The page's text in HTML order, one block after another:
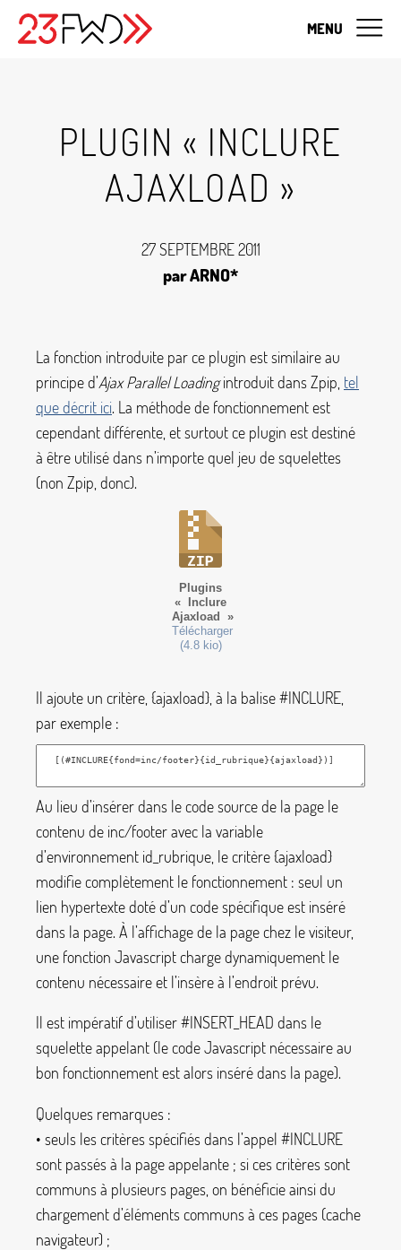
MENU
PLUGIN « INCLURE
AJAXLOAD »
27 SEPTEMBRE 2011
par ARNO*
La fonction introduite par ce plugin est similaire au
principe d’Ajax Parallel Loadingintroduit dans Zpip, tel
que décrit ici. La méthode de fonctionnement est
cependant différente, et surtout ce plugin est destiné
à être utilisé dans n’importe quel jeu de squelettes
(non Zpip, donc).
Plugins
«
Inclure
Ajaxload
»
Télécharger
(4.8 kio)
Il ajoute un critère, {ajaxload} , à la balise#INCLURE
par exemple :
Au lieu d’insérer dans le code source de la page le
contenu de inc/footeravec la variable
d’environnement id_rubrique , le critère{ajaxload}
modifie complètement le fonctionnement : seul un
lien hypertexte doté d’un code spécifique est inséré
dans la page. À l’affichage de la page chez le visiteur,
une fonction Javascript charge dynamiquement le
contenu nécessaire et l’insère à l’endroit prévu.
Il est impératif d’utiliser#INSERT_HEAD dans le
squelette appelant (le code Javascript nécessaire au
bon fonctionnement est alors inséré dans la page).
Quelques remarques :
• seuls les critères spécifiés dans l’appel #INCLURE
sont passés à la page appelante ; si ces critères sont
communs à plusieurs pages, on bénéficie ainsi du
chargement d’éléments communs à ces pages (cache
navigateur) ;